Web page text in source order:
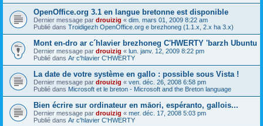
OpenOffice.org 3.1 en langue bretonne est disponible
Dernier message par drouizig « dim. mars 01, 2009 8:22 am
Publié dans Troidigezh OpenOffice.org e brezhoneg (1.1.x, 2.x ha 3.x)
Mont en-dro ar c´hlavier brezhoneg C'HWERTY 'barzh Ubuntu
Dernier message par drouizig « lun. janv. 12, 2009 8:22 pm
Publié dans Ar c'hlavier C'HWERTY
La date de votre système en gallo : possible sous Vista !
Dernier message par drouizig « ven. déc. 26, 2008 6:58 pm
Publié dans Microsoft et le breton - Microsoft and the Breton language
Bien écrire sur ordinateur en māori, espéranto, gallois...
Dernier message par drouizig « mer. déc. 17, 2008 5:03 pm
Publié dans Ar c'hlavier C'HWERTY